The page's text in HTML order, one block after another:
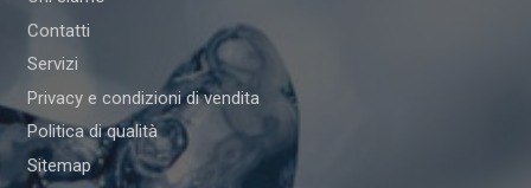
Contatti
Servizi
Privacy e condizioni di vendita
Politica di qualità
Sitemap